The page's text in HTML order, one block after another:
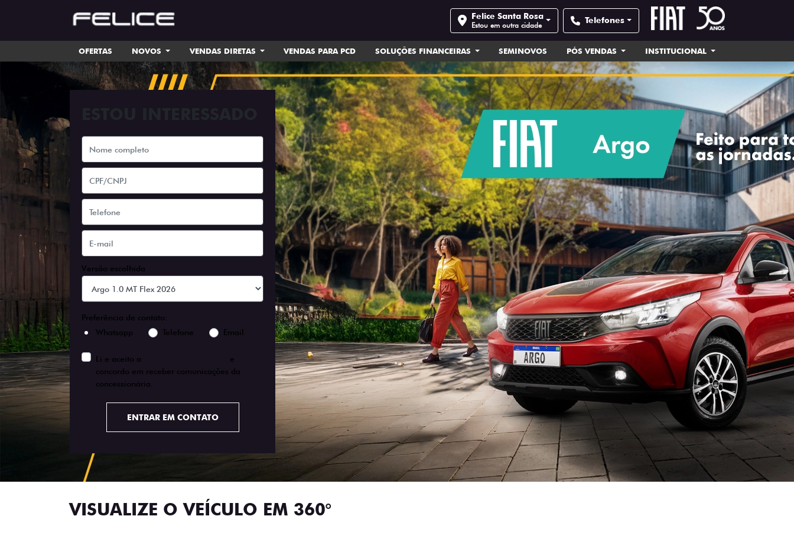
Felice Santa Rosa
Estou em outra cidade Telefones
OFERTAS NOVOS VENDAS DIRETAS VENDAS PARA PCD SOLUÇÕES FINANCEIRAS SEMINOVOS PÓS VENDAS INSTITUCIONAL
Versão escolhida
Preferência de contato:
Whatsapp
Telefone Email
Li e aceito a
e
concordo em receber comunicações da
concessionária.
ENTRAR EM CONTATO
VISUALIZE O VEÍCULO EM 360°